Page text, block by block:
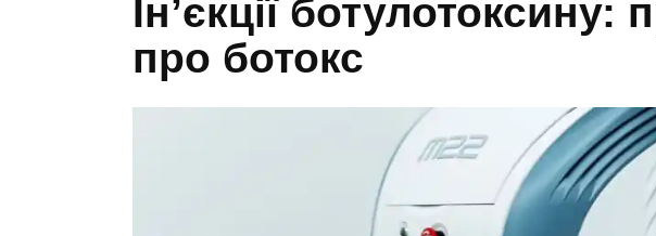
Інʼєкції ботулотоксину:
про ботокс